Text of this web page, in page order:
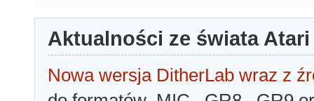
Aktualności ze świata Atari
Nowa wersja DitherLab wraz z